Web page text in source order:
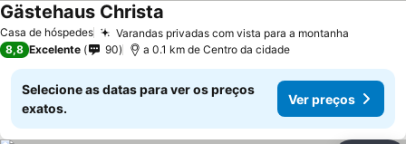
Casa de hóspedes Varandas privadas com vista para a montanha
Gästehaus Christa
8,8 Excelente 90 a 0.1 km de Centro da cidade
Selecione as datas para ver os preços
exatos.
Ver preços